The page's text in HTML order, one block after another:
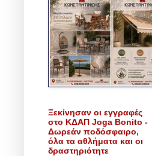
Ξεκίνησαν οι εγγραφές
στο ΚΔΑΠ Joga Bonito -
Δωρεάν ποδόσφαιρο,
όλα τα αθλήματα και οι
δραστηριότητε